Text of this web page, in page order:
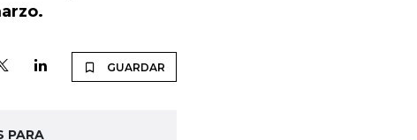
GUARDAR
PARA